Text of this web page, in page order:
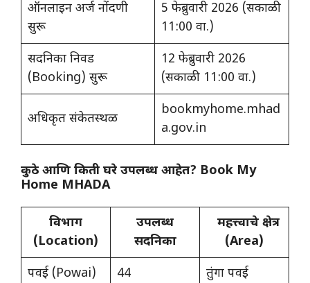
ऑनलाइन अर्ज नोंदणी
सुरू
5 फेब्रुवारी 2026 (सकाळी
11:00 वा.)
सदनिका निवड
(Booking) सुरू
12 फेब्रुवारी 2026
(सकाळी 11:00 वा.)
अधिकृत संकेतस्थळ
bookmyhome.mhad
a.gov.in
कुठे आणि किती घरे उपलब्ध आहेत? Book My
Home MHADA
विभाग
(Location)
उपलब्ध
सदनिका
महत्त्वाचे क्षेत्र
(Area)
पवई (Powai)
44
तुंगा पवई